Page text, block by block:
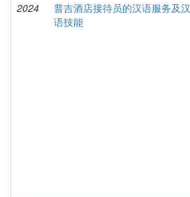
2024
普吉酒店接待员的汉语服务及汉
语技能